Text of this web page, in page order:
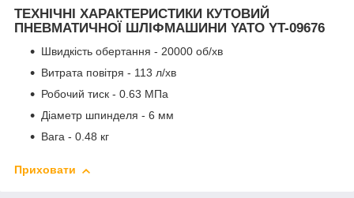
ТЕХНІЧНІ ХАРАКТЕРИСТИКИ КУТОВИЙ
ПНЕВМАТИЧНОЇ ШЛІФМАШИНИ YATO YT-09676
Швидкість обертання - 20000 об/хв
Витрата повітря - 113 л/хв
Робочий тиск - 0.63 МПа
Діаметр шпинделя - 6 мм
Вага - 0.48 кг
Приховати